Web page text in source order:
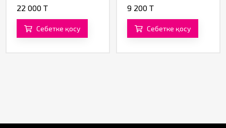
22 000 T
Себетке қосу
9 200 T
Себетке қосу